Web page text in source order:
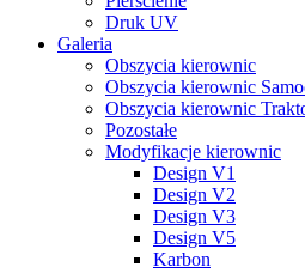
Druk UV
Galeria
Obszycia kierownic
Obszycia kierownic
Obszycia kierownic
Pozostałe
Modyfikacje kierownic
Design V1
Design V2
Design V3
Design V5
Karbon